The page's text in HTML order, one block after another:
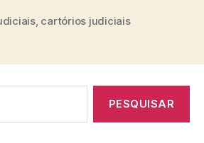
, cartórios judiciais